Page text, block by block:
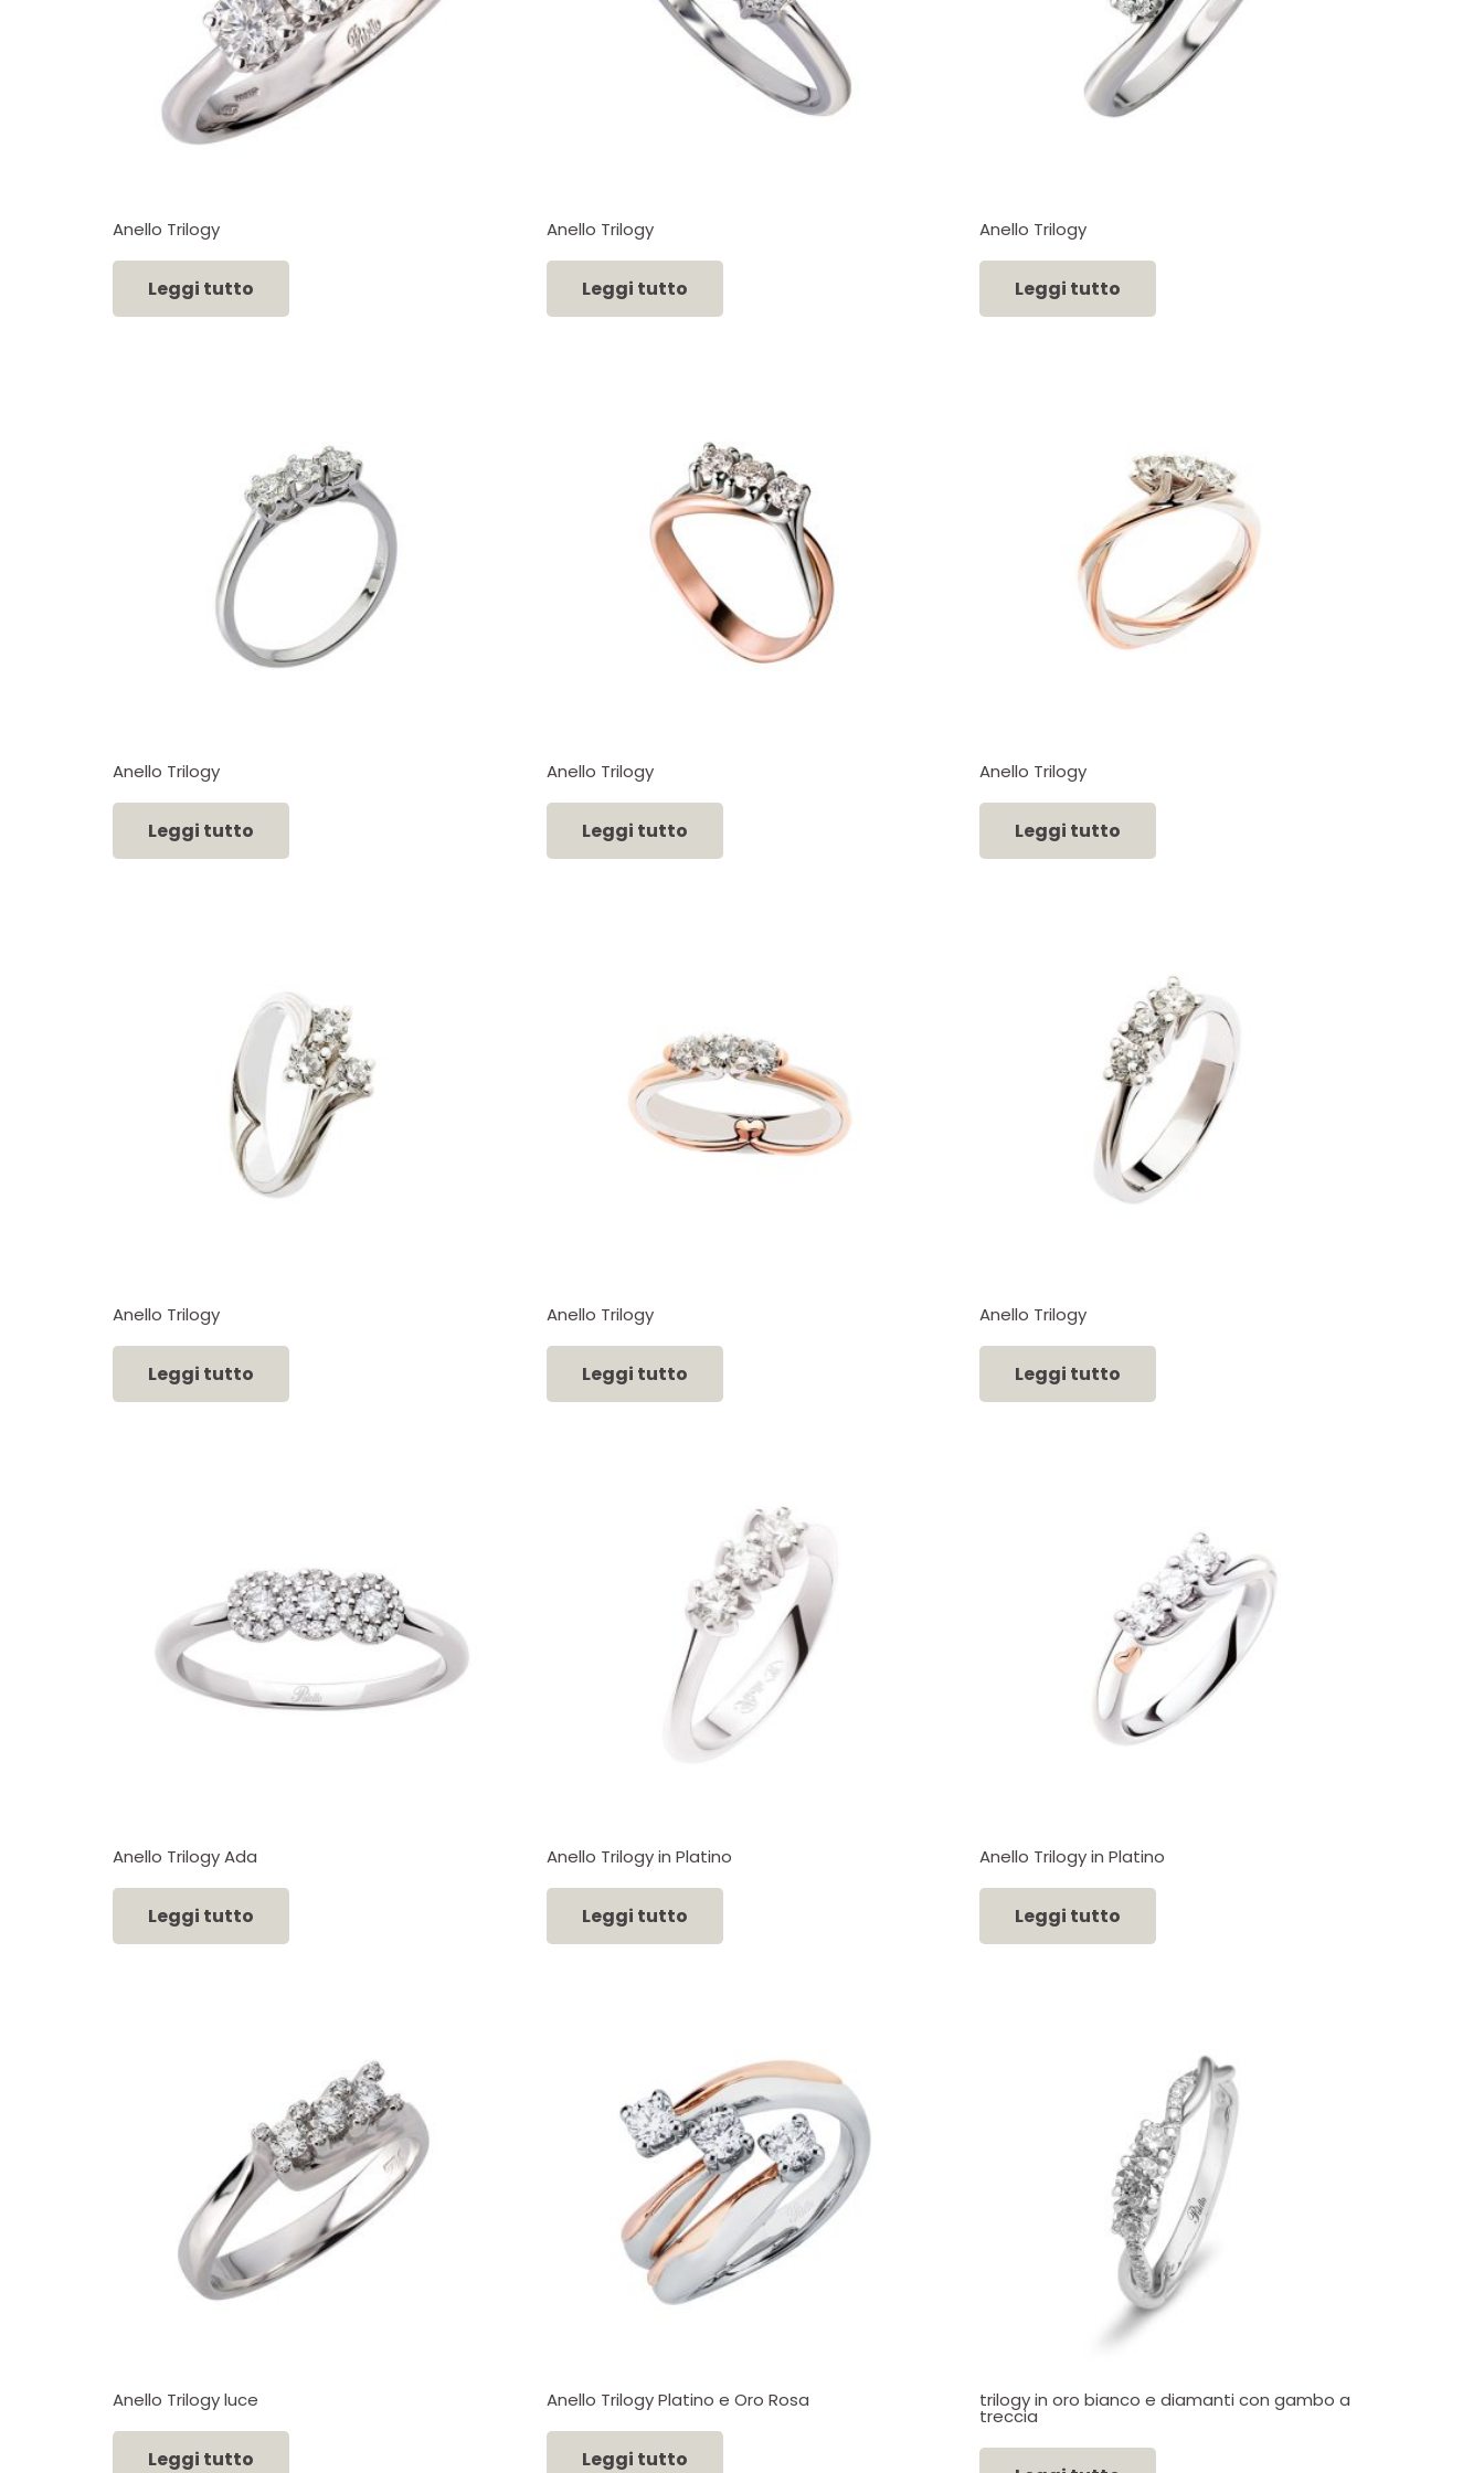
Anello Trilogy
Leggi tutto
Anello Trilogy
Leggi tutto
Anello Trilogy
Leggi tutto
Anello Trilogy
Leggi tutto
Anello Trilogy
Leggi tutto
Anello Trilogy
Leggi tutto
Anello Trilogy
Leggi tutto
Anello Trilogy
Leggi tutto
Anello Trilogy
Leggi tutto
Anello Trilogy Ada
Leggi tutto
Anello Trilogy in Platino
Leggi tutto
Anello Trilogy in Platino
Leggi tutto
Anello Trilogy luce
Leggi tutto
Anello Trilogy Platino e Oro Rosa
Leggi tutto
trilogy in oro bianco e diamanti con gambo a
treccia